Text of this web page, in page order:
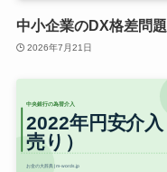
中小企業のDX格差問題
2026年7月21日